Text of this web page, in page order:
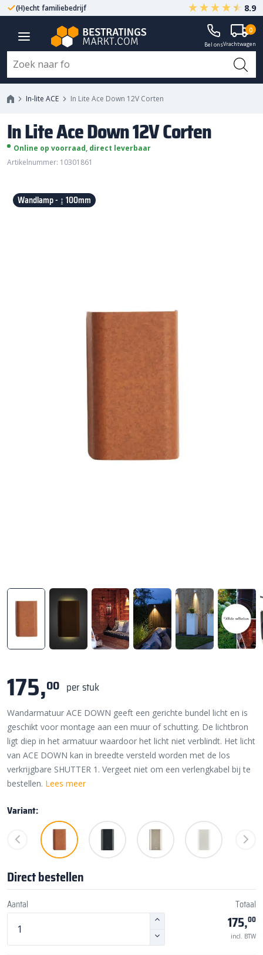
(H)echt familiebedrijf Gegarandeerd A-kwaliteit
8.9
Bel onsVrachtwagen
0
In-lite ACE In Lite Ace Down 12V Corten
In Lite Ace Down 12V Corten
Online op voorraad, direct leverbaar
Artikelnummer: 10301861
Wandlamp - ↨ 100mm
175,00 per stuk
Wandarmatuur ACE DOWN geeft een gerichte bundel licht en is
geschikt voor montage aan een muur of schutting. De lichtbron
ligt diep in het armatuur waardoor het licht niet verblindt. Het licht
van ACE DOWN kan in breedte versteld worden met de los
verkrijgbare SHUTTER 1. Vergeet niet om een verlengkabel bij te
bestellen. Lees meer
Variant:
Direct bestellen
Aantal Totaal
175,00
incl. BTW
In Lite Ace Down 12V Corten